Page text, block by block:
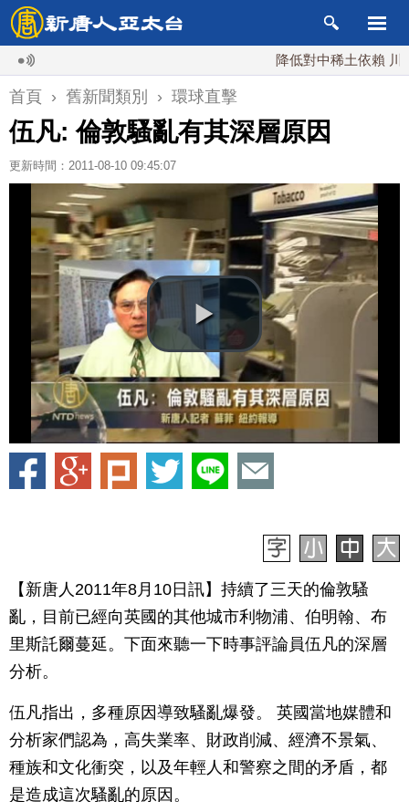
降低對中稀土依賴 川普
首頁 › 舊新聞類別 › 環球直擊
伍凡: 倫敦騷亂有其深層原因
更新時間：2011-08-10 09:45:07
【新唐人2011年8月10日訊】持續了三天的倫敦騷
亂，目前已經向英國的其他城市利物浦、伯明翰、布
里斯託爾蔓延。下面來聽一下時事評論員伍凡的深層
分析。
伍凡指出，多種原因導致騷亂爆發。 英國當地媒體和
分析家們認為，高失業率、財政削減、經濟不景氣、
種族和文化衝突，以及年輕人和警察之間的矛盾，都
是造成這次騷亂的原因。